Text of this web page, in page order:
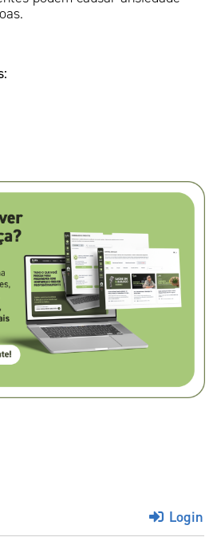
Login